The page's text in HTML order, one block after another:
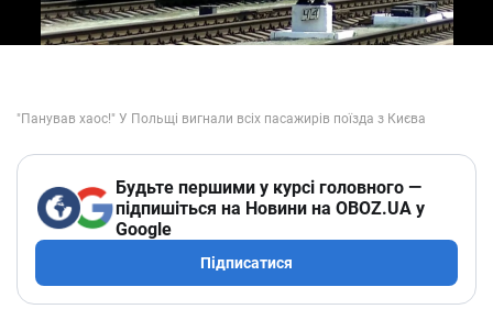
Будьте першими у курсі головного —
підпишіться на Новини на OBOZ.UA у
Google
Підписатися